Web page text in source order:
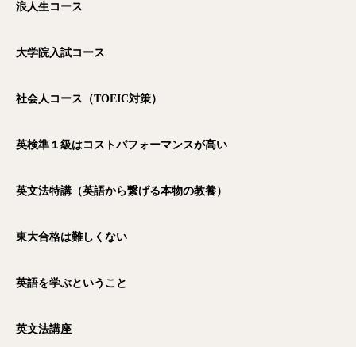
浪人生コース
大学院入試コース
社会人コース（TOEIC対策）
英検準１級はコストパフォーマンスが高い
英文法特講（英語から繋げる本物の教養）
東大合格は難しくない
英語を学ぶということ
英文法講座